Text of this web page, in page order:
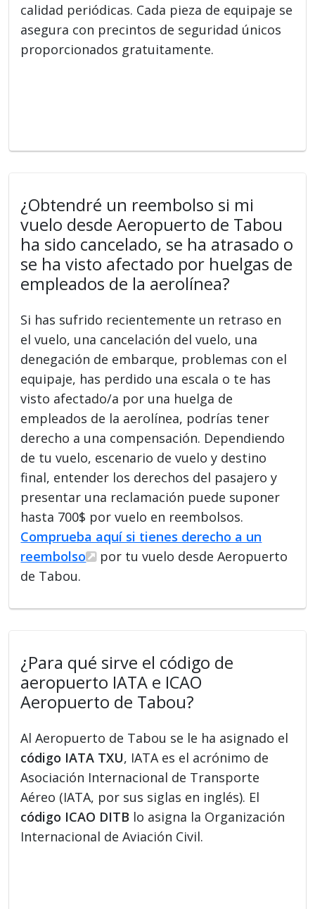
calidad periódicas. Cada pieza de equipaje se
asegura con precintos de seguridad únicos
proporcionados gratuitamente.
¿Obtendré un reembolso si mi
vuelo desde Aeropuerto de Tabou
ha sido cancelado, se ha atrasado o
se ha visto afectado por huelgas de
empleados de la aerolínea?
Si has sufrido recientemente un retraso en
el vuelo, una cancelación del vuelo, una
denegación de embarque, problemas con el
equipaje, has perdido una escala o te has
visto afectado/a por una huelga de
empleados de la aerolínea, podrías tener
derecho a una compensación. Dependiendo
de tu vuelo, escenario de vuelo y destino
final, entender los derechos del pasajero y
presentar una reclamación puede suponer
hasta 700$ por vuelo en reembolsos.
Comprueba aquí si tienes derecho a un
reembolso
por tu vuelo desde Aeropuerto
de Tabou.
¿Para qué sirve el código de
aeropuerto IATA e ICAO
Aeropuerto de Tabou?
Al Aeropuerto de Tabou se le ha asignado el
código IATA TXU, IATA es el acrónimo de
Asociación Internacional de Transporte
Aéreo (IATA, por sus siglas en inglés). El
código ICAO DITB lo asigna la Organización
Internacional de Aviación Civil.